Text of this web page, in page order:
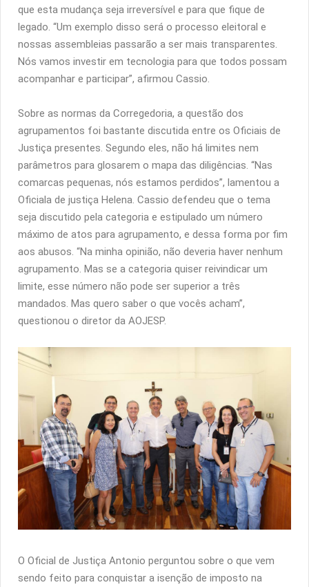
que esta mudança seja irreversível e para que fique de
legado. “Um exemplo disso será o processo eleitoral e
nossas assembleias passarão a ser mais transparentes.
Nós vamos investir em tecnologia para que todos possam
acompanhar e participar”, afirmou Cassio.
Sobre as normas da Corregedoria, a questão dos
agrupamentos foi bastante discutida entre os Oficiais de
Justiça presentes. Segundo eles, não há limites nem
parâmetros para glosarem o mapa das diligências. “Nas
comarcas pequenas, nós estamos perdidos”, lamentou a
Oficiala de justiça Helena. Cassio defendeu que o tema
seja discutido pela categoria e estipulado um número
máximo de atos para agrupamento, e dessa forma por fim
aos abusos. “Na minha opinião, não deveria haver nenhum
agrupamento. Mas se a categoria quiser reivindicar um
limite, esse número não pode ser superior a três
mandados. Mas quero saber o que vocês acham”,
questionou o diretor da AOJESP.
O Oficial de Justiça Antonio perguntou sobre o que vem
sendo feito para conquistar a isenção de imposto na